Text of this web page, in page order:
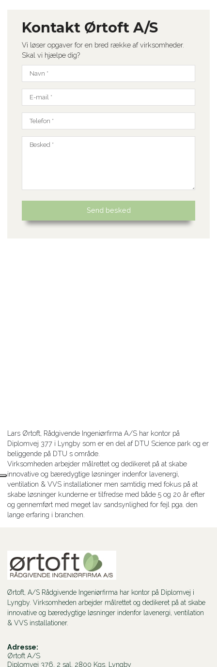
Kontakt Ørtoft A/S
Vi løser opgaver for en bred række af virksomheder.
Skal vi hjælpe dig?
Lars Ørtoft, Rådgivende Ingeniørfirma A/S har kontor på
Diplomvej 377 i Lyngby som er en del af DTU Science park og er
beliggende på DTU s område.
Virksomheden arbejder målrettet og dedikeret på at skabe
innovative og bæredygtige løsninger indenfor lavenergi,
ventilation & VVS installationer men samtidig med fokus på at
skabe løsninger kunderne er tilfredse med både 5 og 20 år efter
og gennemført med meget lav sandsynlighed for fejl pga. den
lange erfaring i branchen.
Ørtoft, A/S Rådgivende Ingeniørfirma har kontor på Diplomvej i
Lyngby. Virksomheden arbejder målrettet og dedikeret på at skabe
innovative og bæredygtige løsninger indenfor lavenergi, ventilation
& VVS installationer.
Adresse:
Ørtoft A/S
Diplomvej 376, 2 sal, 2800 Kgs. Lyngby